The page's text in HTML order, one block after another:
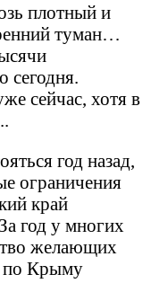
плотный и
туман…
сегодня.
сейчас, хотя в
год назад,
ограничения
край
год у многих
желающих
по Крыму